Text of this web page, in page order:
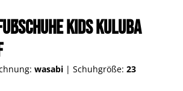
Kids Kuluba
wasabi | Schuhgröße: 23